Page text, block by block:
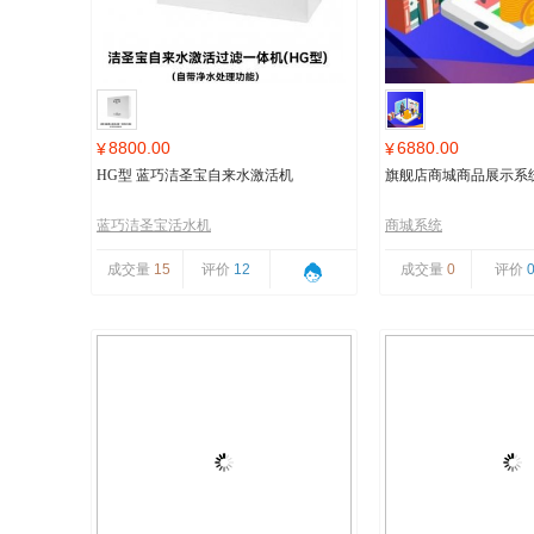
¥8800.00
HG型 蓝巧洁圣宝自来水激活机
蓝巧洁圣宝活水机
成交量 15 评价 12
¥6880.00
旗舰店商城商品展示系
商城系统
成交量 0 评价 0